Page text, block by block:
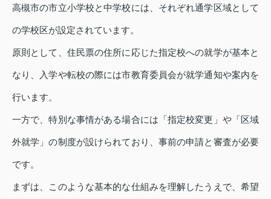
高槻市の市立小学校と中学校には、それぞれ通学区域として
の学校区が設定されています。
原則として、住民票の住所に応じた指定校への就学が基本と
なり、入学や転校の際には市教育委員会が就学通知や案内を
行います。
一方で、特別な事情がある場合には「指定校変更」や「区域
外就学」の制度が設けられており、事前の申請と審査が必要
です。
まずは、このような基本的な仕組みを理解したうえで、希望